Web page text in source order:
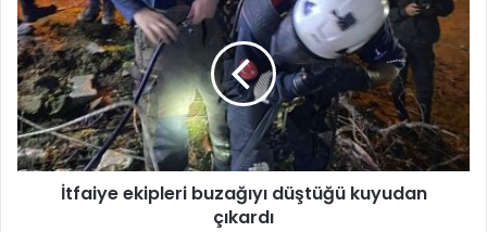
t
f
a
i
y
e
e
k
İtfaiye ekipleri buzağıyı düştüğü kuyudan
çıkardı